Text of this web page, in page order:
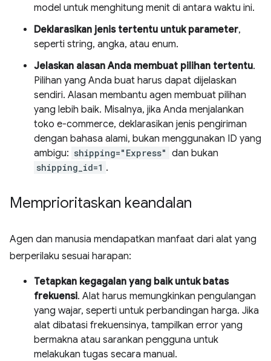
model untuk menghitung menit di antara waktu ini.
Deklarasikan jenis tertentu untuk parameter,
seperti string, angka, atau enum.
Jelaskan alasan Anda membuat pilihan tertentu.
Pilihan yang Anda buat harus dapat dijelaskan
sendiri. Alasan membantu agen membuat pilihan
yang lebih baik. Misalnya, jika Anda menjalankan
toko e-commerce, deklarasikan jenis pengiriman
dengan bahasa alami, bukan menggunakan ID yang
ambigu: shipping="Express" dan bukan
shipping_id=1 .
Memprioritaskan keandalan
Agen dan manusia mendapatkan manfaat dari alat yang
berperilaku sesuai harapan:
Tetapkan kegagalan yang baik untuk batas
frekuensi. Alat harus memungkinkan pengulangan
yang wajar, seperti untuk perbandingan harga. Jika
alat dibatasi frekuensinya, tampilkan error yang
bermakna atau sarankan pengguna untuk
melakukan tugas secara manual.